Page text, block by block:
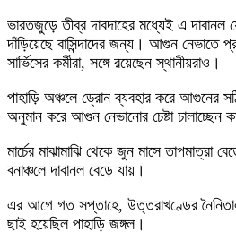
ভারতজুড়ে তীব্র দাবদাহের মধ্যেই এ দাবানল
দাঁড়িয়েছে বাসিন্দাদের জন্য। আগুন নেভাতে
সার্ভিসের কর্মীরা, সঙ্গে রয়েছেন স্থানীয়রাও।
পাহাড়ি অঞ্চলে ড্রোন ব্যবহার করে আগুনের
অনুমান করে আগুন নেভানোর চেষ্টা চালাচ্ছেন
মার্চের মাঝামাঝি থেকে জুন মাসে তাপমাত্রা
বনাঞ্চলে দাবানল বেড়ে যায়।
এর আগে গত সপ্তাহে, উত্তরাখণ্ডের
ছাই হয়েছিল পাহাড়ি জঙ্গল।